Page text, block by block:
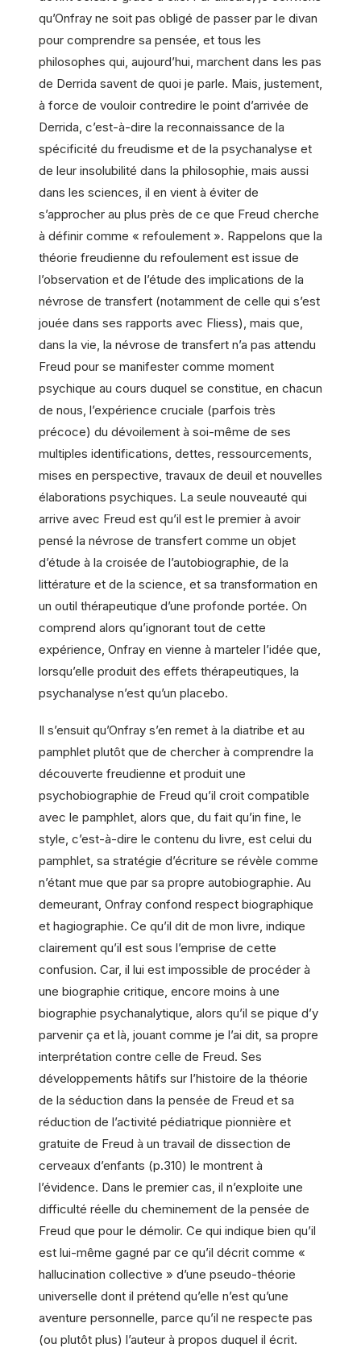
qu’Onfray ne soit pas obligé de passer par le divan
pour comprendre sa pensée, et tous les
philosophes qui, aujourd’hui, marchent dans les pas
de Derrida savent de quoi je parle. Mais, justement,
à force de vouloir contredire le point d’arrivée de
Derrida, c’est-à-dire la reconnaissance de la
spécificité du freudisme et de la psychanalyse et
de leur insolubilité dans la philosophie, mais aussi
dans les sciences, il en vient à éviter de
s’approcher au plus près de ce que Freud cherche
à définir comme « refoulement ». Rappelons que la
théorie freudienne du refoulement est issue de
l’observation et de l’étude des implications de la
névrose de transfert (notamment de celle qui s’est
jouée dans ses rapports avec Fliess), mais que,
dans la vie, la névrose de transfert n’a pas attendu
Freud pour se manifester comme moment
psychique au cours duquel se constitue, en chacun
de nous, l’expérience cruciale (parfois très
précoce) du dévoilement à soi-même de ses
multiples identifications, dettes, ressourcements,
mises en perspective, travaux de deuil et nouvelles
élaborations psychiques. La seule nouveauté qui
arrive avec Freud est qu’il est le premier à avoir
pensé la névrose de transfert comme un objet
d’étude à la croisée de l’autobiographie, de la
littérature et de la science, et sa transformation en
un outil thérapeutique d’une profonde portée. On
comprend alors qu’ignorant tout de cette
expérience, Onfray en vienne à marteler l’idée que,
lorsqu’elle produit des effets thérapeutiques, la
psychanalyse n’est qu’un placebo.
Il s’ensuit qu’Onfray s’en remet à la diatribe et au
pamphlet plutôt que de chercher à comprendre la
découverte freudienne et produit une
psychobiographie de Freud qu’il croit compatible
avec le pamphlet, alors que, du fait qu’in fine, le
style, c’est-à-dire le contenu du livre, est celui du
pamphlet, sa stratégie d’écriture se révèle comme
n’étant mue que par sa propre autobiographie. Au
demeurant, Onfray confond respect biographique
et hagiographie. Ce qu’il dit de mon livre, indique
clairement qu’il est sous l’emprise de cette
confusion. Car, il lui est impossible de procéder à
une biographie critique, encore moins à une
biographie psychanalytique, alors qu’il se pique d’y
parvenir ça et là, jouant comme je l’ai dit, sa propre
interprétation contre celle de Freud. Ses
développements hâtifs sur l’histoire de la théorie
de la séduction dans la pensée de Freud et sa
réduction de l’activité pédiatrique pionnière et
gratuite de Freud à un travail de dissection de
cerveaux d’enfants (p.310) le montrent à
l’évidence. Dans le premier cas, il n’exploite une
difficulté réelle du cheminement de la pensée de
Freud que pour le démolir. Ce qui indique bien qu’il
est lui-même gagné par ce qu’il décrit comme «
hallucination collective » d’une pseudo-théorie
universelle dont il prétend qu’elle n’est qu’une
aventure personnelle, parce qu’il ne respecte pas
(ou plutôt plus) l’auteur à propos duquel il écrit.